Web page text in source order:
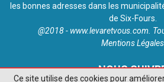
les bonnes adresses dans les
de Six-Fours.
@2018 - www.levaretvous.com.
Mentions Légales
NOUS
Ce site utilise des cookies pour